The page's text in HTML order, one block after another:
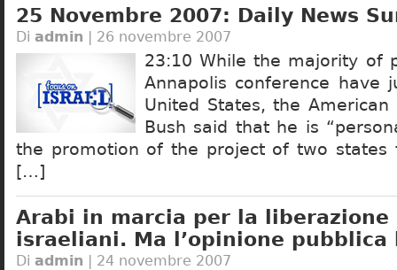
25 Novembre 2007: Daily News
Di admin | 26 novembre 2007
23:10 While the majority of
Annapolis conference have
United States, the American
Bush said that he is
the promotion of the project of two states
[…]
Arabi in marcia per la
israeliani. Ma l’opinione
Di admin | 24 novembre 2007